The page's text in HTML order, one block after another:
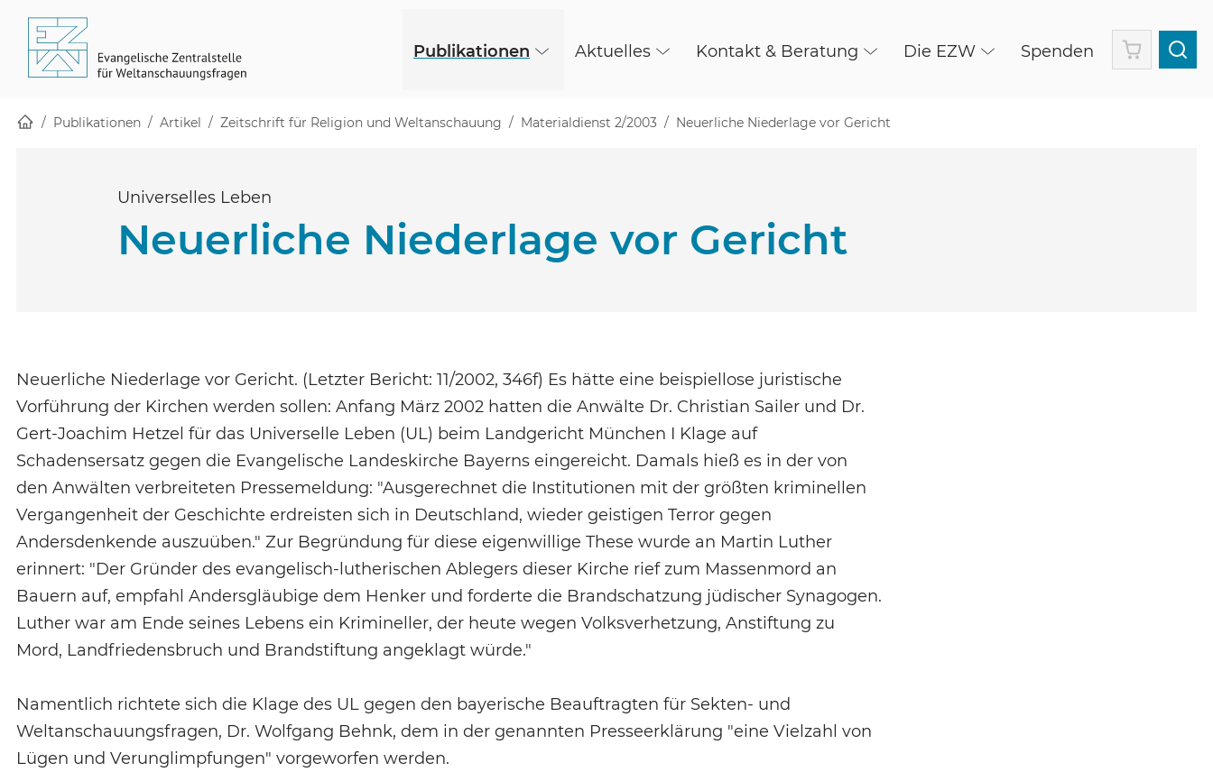
Skip to main content
Publikationen
Aktuelles Kontakt & Beratung Die EZW Spenden Warenkorb
Publikationen Artikel Zeitschrift für Religion und Weltanschauung Materialdienst 2/2003 Neuerliche Niederlage vor Gericht
Universelles Leben
Neuerliche Niederlage vor Gericht
Neuerliche Niederlage vor Gericht. (Letzter Bericht: 11/2002, 346f) Es hätte eine beispiellose juristische
Vorführung der Kirchen werden sollen: Anfang März 2002 hatten die Anwälte Dr. Christian Sailer und Dr.
Gert-Joachim Hetzel für das Universelle Leben (UL) beim Landgericht München I Klage auf
Schadensersatz gegen die Evangelische Landeskirche Bayerns eingereicht. Damals hieß es in der von
den Anwälten verbreiteten Pressemeldung: "Ausgerechnet die Institutionen mit der größten kriminellen
Vergangenheit der Geschichte erdreisten sich in Deutschland, wieder geistigen Terror gegen
Andersdenkende auszuüben." Zur Begründung für diese eigenwillige These wurde an Martin Luther
erinnert: "Der Gründer des evangelisch-lutherischen Ablegers dieser Kirche rief zum Massenmord an
Bauern auf, empfahl Andersgläubige dem Henker und forderte die Brandschatzung jüdischer Synagogen.
Luther war am Ende seines Lebens ein Krimineller, der heute wegen Volksverhetzung, Anstiftung zu
Mord, Landfriedensbruch und Brandstiftung angeklagt würde."
Namentlich richtete sich die Klage des UL gegen den bayerische Beauftragten für Sekten- und
Weltanschauungsfragen, Dr. Wolfgang Behnk, dem in der genannten Presseerklärung "eine Vielzahl von
Lügen und Verunglimpfungen" vorgeworfen werden.
(öffnet in einem neuen Fenster)